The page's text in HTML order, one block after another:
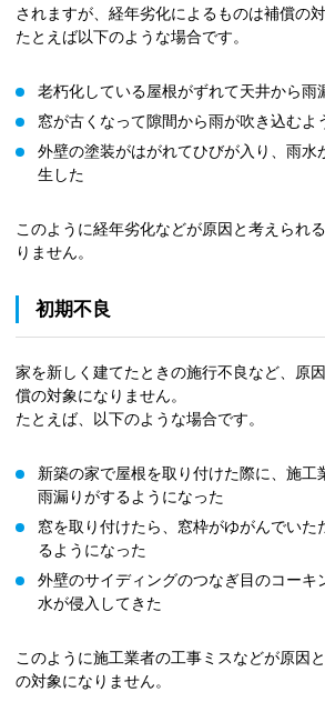
されますが、経年劣化によるものは補償の
たとえば以下のような場合です。
老朽化している屋根がずれて天井から雨
窓が古くなって隙間から雨が吹き込むよ
外壁の塗装がはがれてひびが入り、雨水
生した
このように経年劣化などが原因と考えられ
りません。
初期不良
家を新しく建てたときの施行不良など、原
償の対象になりません。
たとえば、以下のような場合です。
新築の家で屋根を取り付けた際に、施工
雨漏りがするようになった
窓を取り付けたら、窓枠がゆがんでいた
るようになった
外壁のサイディングのつなぎ目のコーキ
水が侵入してきた
このように施工業者の工事ミスなどが原因
の対象になりません。